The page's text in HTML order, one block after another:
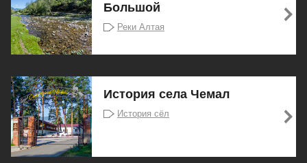
Большой
Реки Алтая
История села Чемал
История сёл